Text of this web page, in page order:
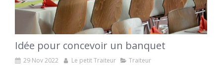
Idée pour concevoir un banquet
29 Nov 2022 Le petit Traiteur Traiteur